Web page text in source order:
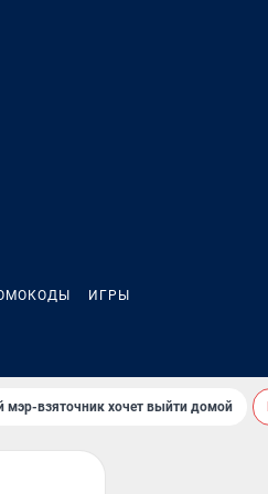
ИГРЫ
мэр-взяточник хочет выйти домой